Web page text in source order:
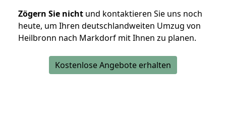
Zögern Sie nicht und kontaktieren Sie uns noch
heute, um Ihren deutschlandweiten Umzug von
Heilbronn nach Markdorf mit Ihnen zu planen.
Kostenlose Angebote erhalten